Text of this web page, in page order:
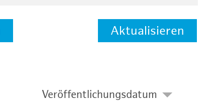
Aktualisieren
Veröffentlichungsdatum